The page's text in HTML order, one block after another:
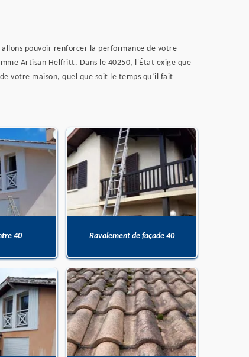
pouvoir renforcer la performance de votre
Artisan Helfritt. Dans le 40250, l'État exige que
votre maison, quel que soit le temps qu’il fait
40 Ravalement de façade 40